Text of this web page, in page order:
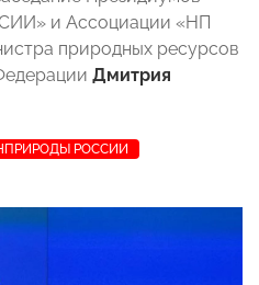
и Ассоциации «НП
природных ресурсов
Дмитрия
РОССИИ